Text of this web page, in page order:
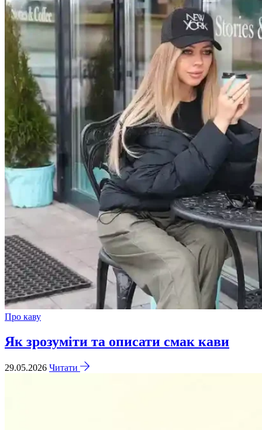
Про каву
Як зрозуміти та описати смак кави
29.05.2026 Читати